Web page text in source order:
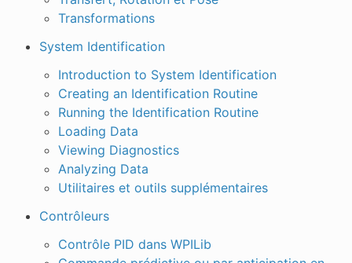
Transformations
System Identification
Introduction to System Identification
Creating an Identification Routine
Running the Identification Routine
Loading Data
Viewing Diagnostics
Analyzing Data
Utilitaires et outils supplémentaires
Contrôleurs
Contrôle PID dans WPILib